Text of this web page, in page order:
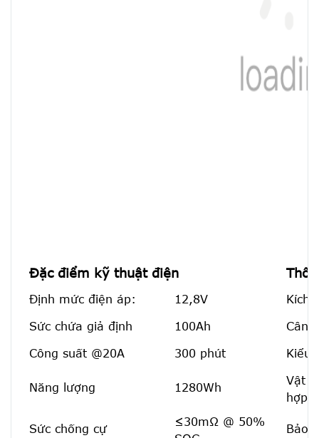
Đặc điểm kỹ thuật điện
Định mức điện áp: 12,8V Kích
Sức chứa giả định 100Ah Cân
Công suất @20A 300 phút Kiểu
Năng lượng 1280Wh
Vật
hợp:
Sức chống cự
≤30mΩ @ 50%
Bảo